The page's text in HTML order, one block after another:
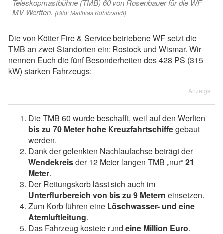
Teleskopmastbühne (TMB) 60 von Rosenbauer für die WF
MV Werften. (Bild: Matthias Köhlbrandt)
Die von Kötter Fire & Service betriebene WF setzt die
TMB an zwei Standorten ein: Rostock und Wismar. Wir
nennen Euch die fünf Besonderheiten des 428 PS (315
kW) starken Fahrzeugs:
Anzeige
Die TMB 60 wurde beschafft, weil auf den Werften
bis zu 70 Meter hohe Kreuzfahrtschiffegebaut
werden.
Dank der gelenkten Nachlaufachse beträgt der
Wendekreisder 12 Meter langen TMB „nur“21
Meter.
Der Rettungskorb lässt sich auch im
Unterflurbereich von bis zu 9 Metern einsetzen.
Zum Korb führen eine Löschwasser- und eine
Atemluftleitung.
Das Fahrzeug kostete rund eine Million Euro.